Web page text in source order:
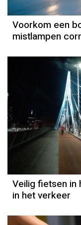
Voorkom een
mistlampen
Veilig fietsen in
in het verkeer